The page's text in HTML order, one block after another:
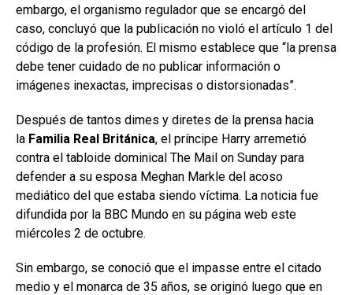
embargo, el organismo regulador que se encargó del
caso, concluyó que la publicación no violó el artículo 1 del
código de la profesión. El mismo establece que “la prensa
debe tener cuidado de no publicar información o
imágenes inexactas, imprecisas o distorsionadas”.
Después de tantos dimes y diretes de la prensa hacia
la Familia Real Británica, el príncipe Harry arremetió
contra el tabloide dominical The Mail on Sunday para
defender a su esposa Meghan Markle del acoso
mediático del que estaba siendo víctima. La noticia fue
difundida por la BBC Mundo en su página web este
miércoles 2 de octubre.
Sin embargo, se conoció que el impasse entre el citado
medio y el monarca de 35 años, se originó luego que en